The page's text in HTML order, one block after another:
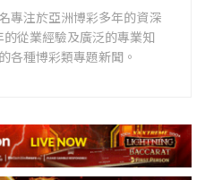
專注於亞洲博彩多年的資深
從業經驗及廣泛的專業知
各種博彩類專題新聞。